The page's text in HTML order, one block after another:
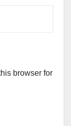
browser for